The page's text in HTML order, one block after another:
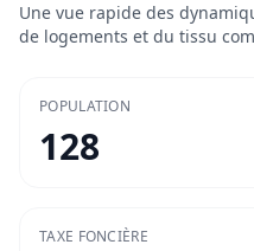
Une vue rapide des
de logements et du tissu
POPULATION
128
TAXE FONCIÈRE